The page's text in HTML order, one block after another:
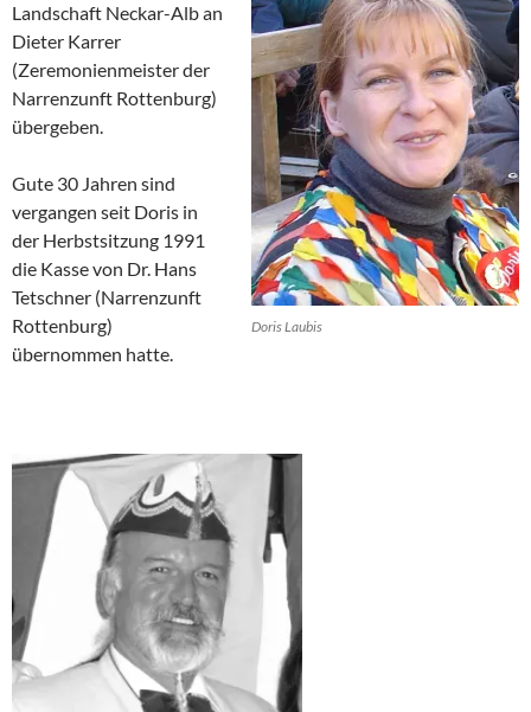
Doris Laubis
Landschaft Neckar-Alb an
Dieter Karrer
(Zeremonienmeister der
Narrenzunft Rottenburg)
übergeben.
Gute 30 Jahren sind
vergangen seit Doris in
der Herbstsitzung 1991
die Kasse von Dr. Hans
Tetschner (Narrenzunft
Rottenburg)
übernommen hatte.